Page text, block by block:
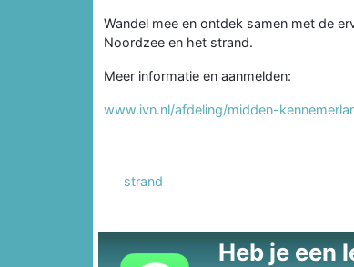
Wandel mee en ontdek samen met de
Noordzee en het strand.
Meer informatie en aanmelden:
www.ivn.nl/afdeling/midden-
strand
Heb je een